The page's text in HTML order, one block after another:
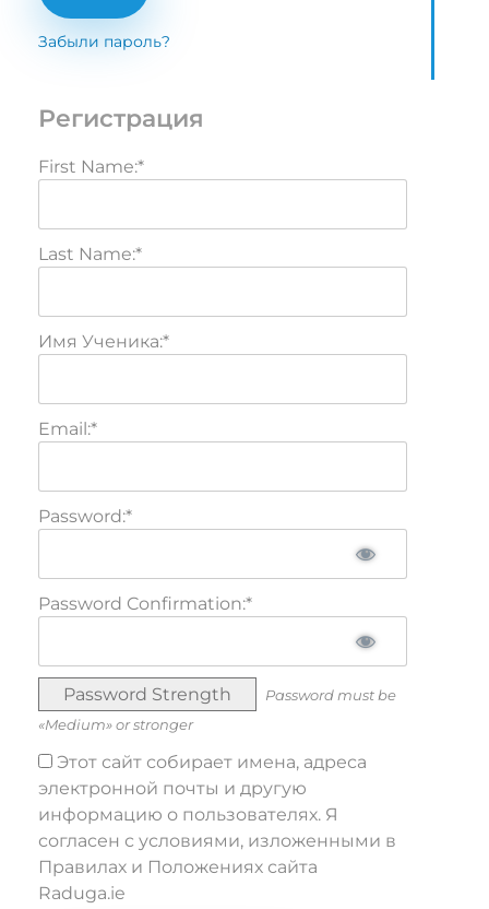
Забыли пароль?
Регистрация
First Name:*
Last Name:*
Имя Ученика:*
Email:*
Password:*
Password Confirmation:*
Password Strength
Password must be
«Medium» or stronger
Этот сайт собирает имена, адреса
электронной почты и другую
информацию о пользователях. Я
согласен с условиями, изложенными в
Правилах и Положениях сайта
Raduga.ie